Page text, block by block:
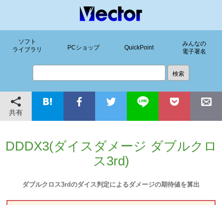
ソフト
ライブラリ
PCショップ QuickPoint
みんなの
電子署名
共有
DDDX3(ダイスダメージ ダブルクロ
ス3rd)
ダブルクロス3rdのダイス判定によるダメージの期待値を算出